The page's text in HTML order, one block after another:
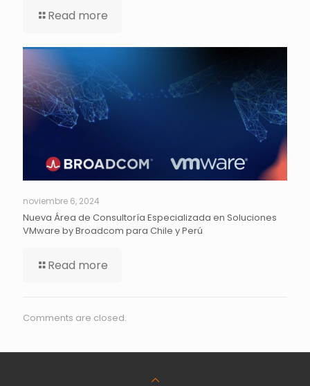
Read more
noviembre 6, 2024
Nueva Área de Consultoría Especializada en Soluciones
VMware by Broadcom para Chile y Perú
Read more
Comments are closed.